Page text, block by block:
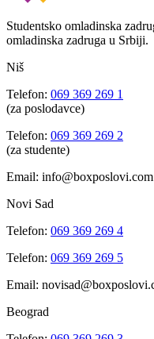
Studentsko omladinska
omladinska zadruga u Srbiji.
Niš
Telefon: 069 369 269 1
(za poslodavce)
Telefon: 069 369 269 2
(za studente)
Email: info@boxposlovi.com
Novi Sad
Telefon: 069 369 269 4
Telefon: 069 369 269 5
Email:
Beograd